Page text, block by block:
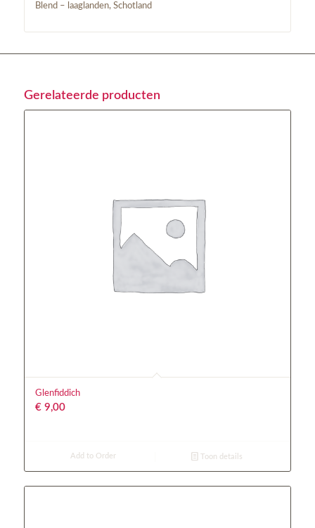
Blend – laaglanden, Schotland
Gerelateerde producten
Glenfiddich
€9,00
Add to Order Toon details